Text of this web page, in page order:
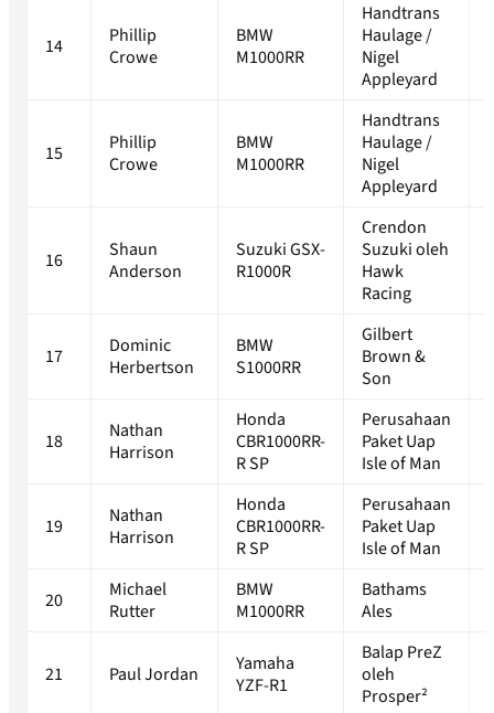
14
Phillip
Crowe
BMW
M1000RR
Handtrans
Haulage /
Nigel
Appleyard
15
Phillip
Crowe
BMW
M1000RR
Handtrans
Haulage /
Nigel
Appleyard
16
Shaun
Anderson
Suzuki GSX-
R1000R
Crendon
Suzuki oleh
Hawk
Racing
17
Dominic
Herbertson
BMW
S1000RR
Gilbert
Brown &
Son
18
Nathan
Harrison
Honda
CBR1000RR-
R SP
Perusahaan
Paket Uap
Isle of Man
19
Nathan
Harrison
Honda
CBR1000RR-
R SP
Perusahaan
Paket Uap
Isle of Man
20
Michael
Rutter
BMW
M1000RR
Bathams
Ales
21 Paul Jordan
Yamaha
YZF-R1
Balap PreZ
oleh
Prosper²